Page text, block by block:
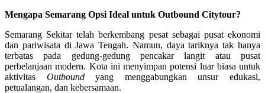
Mengapa Semarang Opsi Ideal untuk Outbound Citytour?
Semarang Sekitar telah berkembang pesat sebagai pusat ekonomi
dan pariwisata di Jawa Tengah. Namun, daya tariknya tak hanya
terbatas pada gedung-gedung pencakar langit atau pusat
perbelanjaan modern. Kota ini menyimpan potensi luar biasa untuk
aktivitas Outboundyang menggabungkan unsur edukasi,
petualangan, dan kebersamaan.